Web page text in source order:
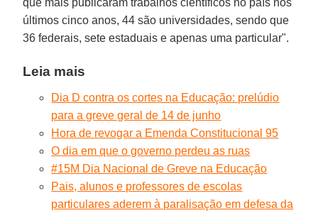
últimos cinco anos, 44 são universidades, sendo que
36 federais, sete estaduais e apenas uma particular".
Leia mais
Dia D contra os cortes na Educação: prelúdio
para a greve geral de 14 de junho
Hora de revogar a Emenda Constitucional 95
O dia em que o governo perdeu as ruas
#15M Dia Nacional de Greve na Educação
Pais, alunos e professores de escolas
particulares aderem à paralisação em defesa da